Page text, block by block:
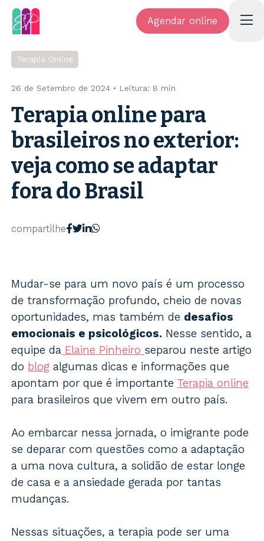
Agendar online
Terapia Online
26 de Setembro de 2024 • Leitura: 8 min
Terapia online para
brasileiros no exterior:
veja como se adaptar
fora do Brasil
compartilhe
Mudar-se para um novo país é um processo
de transformação profundo, cheio de novas
oportunidades, mas também de desafios
emocionais e psicológicos. Nesse sentido, a
equipe da Elaine Pinheiro separou neste artigo
do blog algumas dicas e informações que
apontam por que é importante Terapia online
para brasileiros que vivem em outro país.
Ao embarcar nessa jornada, o imigrante pode
se deparar com questões como a adaptação
a uma nova cultura, a solidão de estar longe
de casa e a ansiedade gerada por tantas
mudanças.
Nessas situações, a terapia pode ser uma